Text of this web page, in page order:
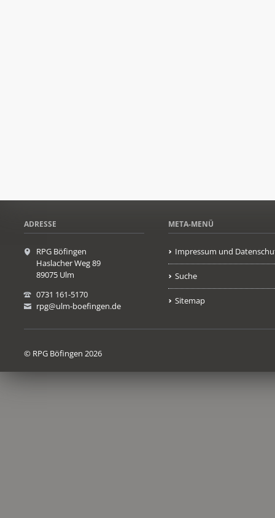
ADRESSE
RPG Böfingen
Haslacher Weg 89
89075 Ulm
0731 161-5170
rpg@ulm-boefingen.de
META-MENÜ
Impressum und
Suche
Sitemap
© RPG Böfingen 2026